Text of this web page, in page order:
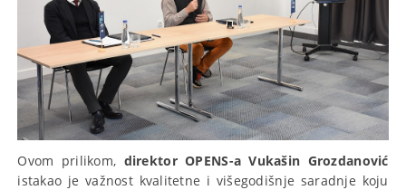
Ovom prilikom, direktor OPENS-a Vukašin Grozdanović
istakao je važnost kvalitetne i višegodišnje saradnje koju